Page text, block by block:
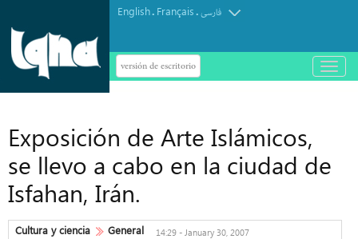
English. Français.فارسی
versión de escritorio
باز
و
Exposición de Arte Islámicos,
se llevo a cabo en la ciudad de
Isfahan, Irán.
Cultura y ciencia General 14:29 - January 30, 2007